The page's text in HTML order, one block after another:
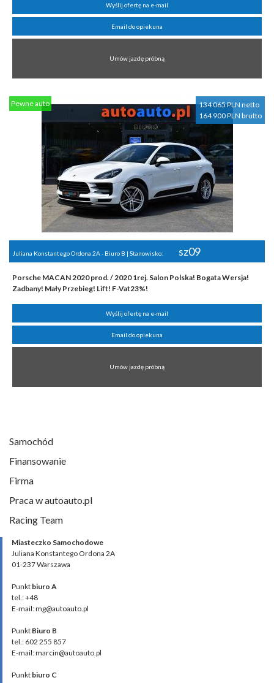
Wyślij ofertę na e-mail
Email do opiekuna
Umów jazdę próbną
134 065 PLN netto
164 900 PLN brutto
Pewne auto
Juliana Konstantego Ordona 2A - Biuro B | Stanowisko: sz09
Porsche MACAN 2020 prod. / 2020 1rej. Salon Polska! Bogata Wersja!
Zadbany! Mały Przebieg! Lift! F-Vat23%!
Wyślij ofertę na e-mail
Email do opiekuna
Umów jazdę próbną
Samochód
Finansowanie
Firma
Praca w autoauto.pl
Racing Team
Miasteczko Samochodowe
Juliana Konstantego Ordona 2A
01-237 Warszawa
Punkt biuro A
tel.: +48
E-mail: mg@autoauto.pl
Punkt Biuro B
tel.: 602 255 857
E-mail: marcin@autoauto.pl
Punkt biuro C